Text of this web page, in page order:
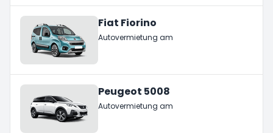
Fiat Fiorino
Autovermietung am
Peugeot 5008
Autovermietung am